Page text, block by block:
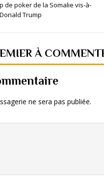
de poker de la Somalie vis-à-
Trump
À
ne sera pas publiée.